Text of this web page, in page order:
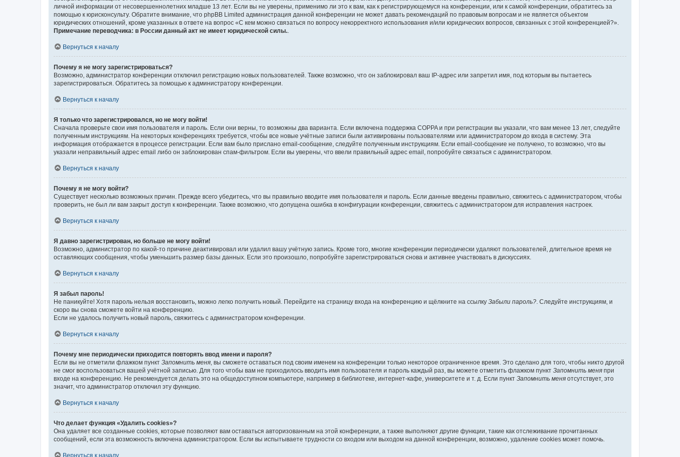
личной информации от несовершеннолетних младше 13 лет. Если вы не уверены, применимо ли это к вам, как к регистрирующемуся на конференции, или к самой конференции, обратитесь за
помощью к юрисконсульту. Обратите внимание, что phpBB Limited администрация данной конференции не может давать рекомендаций по правовым вопросам и не является объектом
юридических отношений, кроме указанных в ответе на вопрос «С кем можно связаться по вопросу некорректного использования и/или юридических вопросов, связанных с этой конференцией?».
Примечание переводчика: в России данный акт не имеет юридической силы.
Вернуться к началу
Почему я не могу зарегистрироваться?
Возможно, администратор конференции отключил регистрацию новых пользователей. Также возможно, что он заблокировал ваш IP-адрес или запретил имя, под которым вы пытаетесь
зарегистрироваться. Обратитесь за помощью к администратору конференции.
Вернуться к началу
Я только что зарегистрировался, но не могу войти!
Сначала проверьте свои имя пользователя и пароль. Если они верны, то возможны два варианта. Если включена поддержка COPPA и при регистрации вы указали, что вам менее 13 лет, следуйте
полученным инструкциям. На некоторых конференциях требуется, чтобы все новые учётные записи были активированы пользователями или администратором до входа в систему. Эта
информация отображается в процессе регистрации. Если вам было прислано email-сообщение, следуйте полученным инструкциям. Если email-сообщение не получено, то возможно, что вы
указали неправильный адрес email либо он заблокирован спам-фильтром. Если вы уверены, что ввели правильный адрес email, попробуйте связаться с администратором.
Вернуться к началу
Почему я не могу войти?
Существует несколько возможных причин. Прежде всего убедитесь, что вы правильно вводите имя пользователя и пароль. Если данные введены правильно, свяжитесь с администратором, чтобы
проверить, не был ли вам закрыт доступ к конференции. Также возможно, что допущена ошибка в конфигурации конференции, свяжитесь с администратором для исправления настроек.
Вернуться к началу
Я давно зарегистрирован, но больше не могу войти!
Возможно, администратор по какой-то причине деактивировал или удалил вашу учётную запись. Кроме того, многие конференции периодически удаляют пользователей, длительное время не
оставляющих сообщения, чтобы уменьшить размер базы данных. Если это произошло, попробуйте зарегистрироваться снова и активнее участвовать в дискуссиях.
Вернуться к началу
Я забыл пароль!
Не паникуйте! Хотя пароль нельзя восстановить, можно легко получить новый. Перейдите на страницу входа на конференцию и щёлкните на ссылку Забыли пароль? . Следуйте инструкциям, и
скоро вы снова сможете войти на конференцию.
Если не удалось получить новый пароль, свяжитесь с администратором конференции.
Вернуться к началу
Почему мне периодически приходится повторять ввод имени и пароля?
Если вы не отметили флажком пункт Запомнить меня , вы сможете оставаться под своим именем на конференции только некоторое ограниченное время. Это сделано для того, чтобы никто другой
не смог воспользоваться вашей учётной записью. Для того чтобы вам не приходилось вводить имя пользователя и пароль каждый раз, вы можете отметить флажком пункт Запомнить меня при
входе на конференцию. Не рекомендуется делать это на общедоступном компьютере, например в библиотеке, интернет-кафе, университете и т. д. Если пункт Запомнить меня отсутствует, это
значит, что администратор отключил эту функцию.
Вернуться к началу
Что делает функция «Удалить cookies»?
Она удаляет все созданные cookies, которые позволяют вам оставаться авторизованным на этой конференции, а также выполняют другие функции, такие как отслеживание прочитанных
сообщений, если эта возможность включена администратором. Если вы испытываете трудности со входом или выходом на данной конференции, возможно, удаление cookies может помочь.
Вернуться к началу